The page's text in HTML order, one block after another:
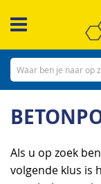
naar
inhoud
Als u op zoek
volgende klus is